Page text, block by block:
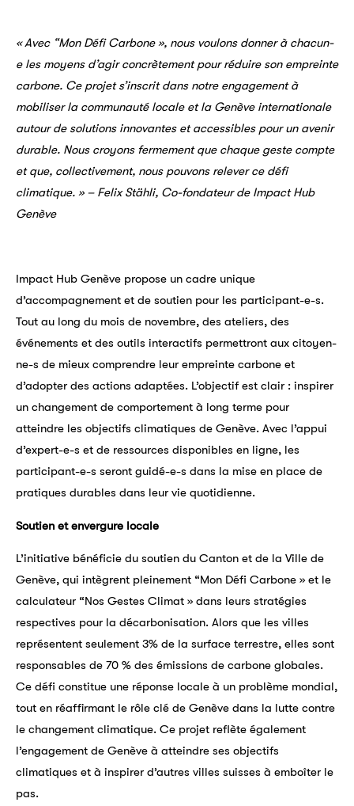
« Avec “Mon Défi Carbone », nous voulons donner à chacun-
e les moyens d’agir concrètement pour réduire son empreinte
carbone. Ce projet s’inscrit dans notre engagement à
mobiliser la communauté locale et la Genève internationale
autour de solutions innovantes et accessibles pour un avenir
durable. Nous croyons fermement que chaque geste compte
et que, collectivement, nous pouvons relever ce défi
climatique. » – Felix Stähli, Co-fondateur de Impact Hub
Genève
Impact Hub Genève propose un cadre unique
d’accompagnement et de soutien pour les participant-e-s.
Tout au long du mois de novembre, des ateliers, des
événements et des outils interactifs permettront aux citoyen-
ne-s de mieux comprendre leur empreinte carbone et
d’adopter des actions adaptées. L’objectif est clair : inspirer
un changement de comportement à long terme pour
atteindre les objectifs climatiques de Genève. Avec l’appui
d’expert-e-s et de ressources disponibles en ligne, les
participant-e-s seront guidé-e-s dans la mise en place de
pratiques durables dans leur vie quotidienne.
Soutien et envergure locale
L’initiative bénéficie du soutien du Canton et de la Ville de
Genève, qui intègrent pleinement “Mon Défi Carbone » et le
calculateur “Nos Gestes Climat » dans leurs stratégies
respectives pour la décarbonisation. Alors que les villes
représentent seulement 3% de la surface terrestre, elles sont
responsables de 70 % des émissions de carbone globales.
Ce défi constitue une réponse locale à un problème mondial,
tout en réaffirmant le rôle clé de Genève dans la lutte contre
le changement climatique. Ce projet reflète également
l’engagement de Genève à atteindre ses objectifs
climatiques et à inspirer d’autres villes suisses à emboîter le
pas.